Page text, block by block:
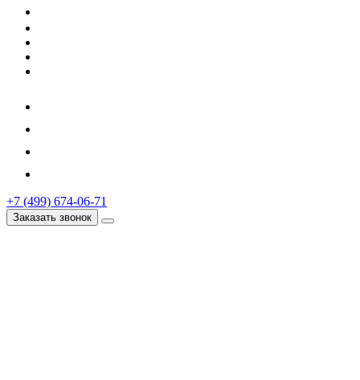
+7 (499) 674-06-71
Заказать звонок